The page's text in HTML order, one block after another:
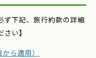
ず下記、旅行約款の詳細
い】
ら適用）